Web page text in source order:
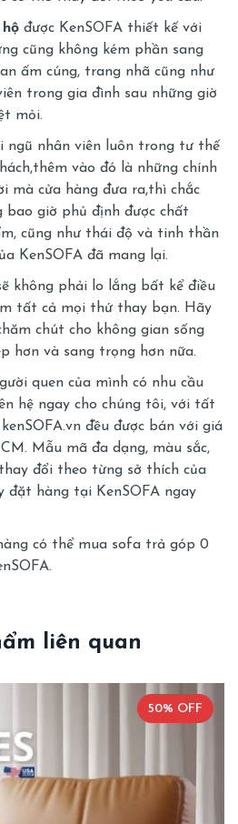
được KenSOFA thiết kế với
cũng không kém phần sang
ấm cúng, trang nhã cũng như
trong gia đình sau những giờ
mỏi.
ngũ nhân viên luôn trong tư thế
vào đó là những chính
mà cửa hàng đưa ra,thì chắc
bao giờ phủ định được chất
cũng như thái độ và tinh thần
KenSOFA đã mang lại.
không phải lo lắng bất kể điều
tất cả mọi thứ thay bạn. Hãy
chút cho không gian sống
hơn và sang trọng hơn nữa.
quen của mình có nhu cầu
hệ ngay cho chúng tôi, với tất
đều được bán với giá
Mẫu mã đa dạng, màu sắc,
đổi theo từng sở thích của
đặt hàng tại KenSOFA ngay
có thể mua sofa trả góp 0
liên quan
50% OFF